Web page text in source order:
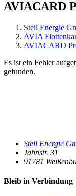
AVIACARD
Steil Energie
AVIA
AVIACARD
Es ist ein Fehler
gefunden.
Steil Energie
Jahnstr. 31
91781
Bleib in Verbindung